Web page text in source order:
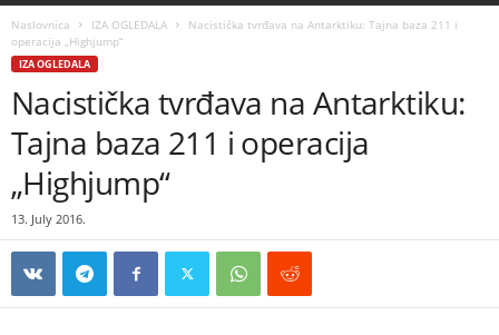
Naslovnica IZA OGLEDALA
Nacistička tvrđava na Antarktiku: Tajna baza 211 i
operacija „Highjump“
IZA OGLEDALA
Nacistička tvrđava na Antarktiku:
Tajna baza 211 i operacija
„Highjump“
13. July 2016.